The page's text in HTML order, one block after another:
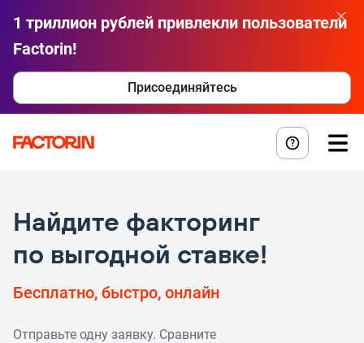
1 триллион рублей привлекли пользователи
Factorin!
Присоединяйтесь
Найдите факторинг
по выгодной ставке!
Бесплатно, быстро, онлайн
Отправьте одну заявку. Сравните